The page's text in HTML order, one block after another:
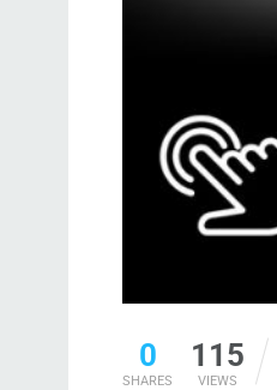
0
SHARES
115
VIEWS